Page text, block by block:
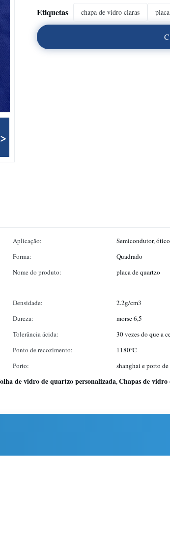
>
Etiquetas chapa de vidro claras
C
Aplicação:
Semicondutor, ótico
Forma:
Quadrado
Nome do produto: placa de quartzo
Densidade:
2.2g/cm3
Dureza:
morse 6,5
Tolerância ácida:
30 vezes do que a
Ponto de recozimento:
1180℃
Porto:
shanghai e porto
de vidro de quartzo personalizada,Chapas de